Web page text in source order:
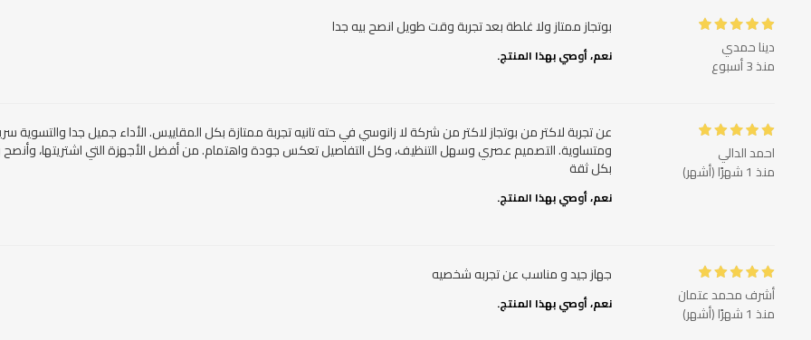
دينا حمدي
منذ 3 أسبوع
بوتجاز ممتاز ولا غلطة بعد تجربة وقت طويل انصح بيه جدا
نعم، أوصي بهذا المنتج.
احمد الدالي
منذ 1 شهرًا (أشهر)
عن تجربة لاكتر من بوتجاز لاكتر من شركة لا زانوسي في حته تانيه تجربة ممتازة بكل المقاييس. الأداء جميل جدا والتسوية
ومتساوية. التصميم عصري وسهل التنظيف، وكل التفاصيل تعكس جودة واهتمام. من أفضل الأجهزة التي اشتريتها، وأنصح
بكل ثقة
نعم، أوصي بهذا المنتج.
أشرف محمد عتمان
منذ 1 شهرًا (أشهر)
جهاز جيد و مناسب عن تجربه شخصيه
نعم، أوصي بهذا المنتج.